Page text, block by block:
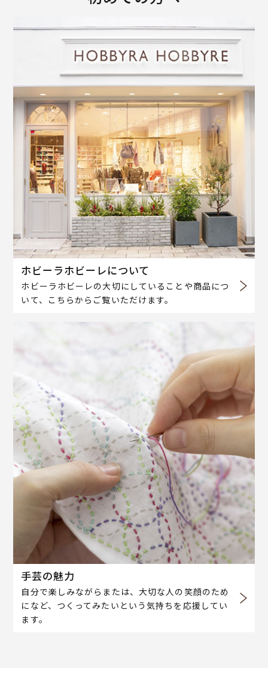
ホビーラホビーレについて
ホビーラホビーレの大切にしていることや商品につ
いて、こちらからご覧いただけます。
手芸の魅力
自分で楽しみながらまたは、大切な人の笑顔のため
になど、つくってみたいという気持ちを応援してい
ます。